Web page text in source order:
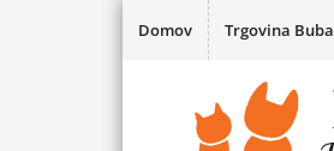
Domov Trgovina Buba